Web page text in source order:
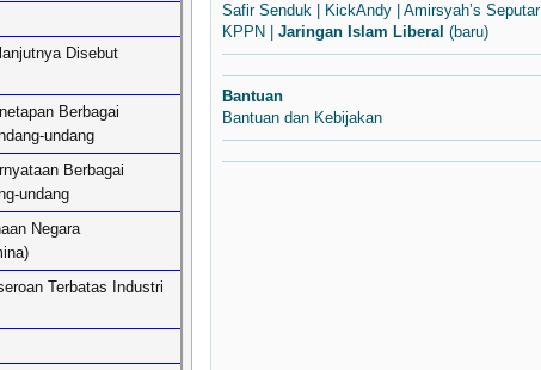
Disebut
Berbagai
undang
Berbagai
undang
Negara
Terbatas Industri
Safir Senduk
KickAndy
Amirsyah’s Seputar
KPPN
Jaringan Islam Liberal (baru)
Bantuan
Bantuan dan Kebijakan